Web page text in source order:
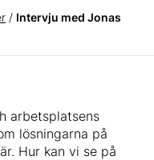
/ Intervju med Jonas
arbetsplatsens
lösningarna på
Hur kan vi se på